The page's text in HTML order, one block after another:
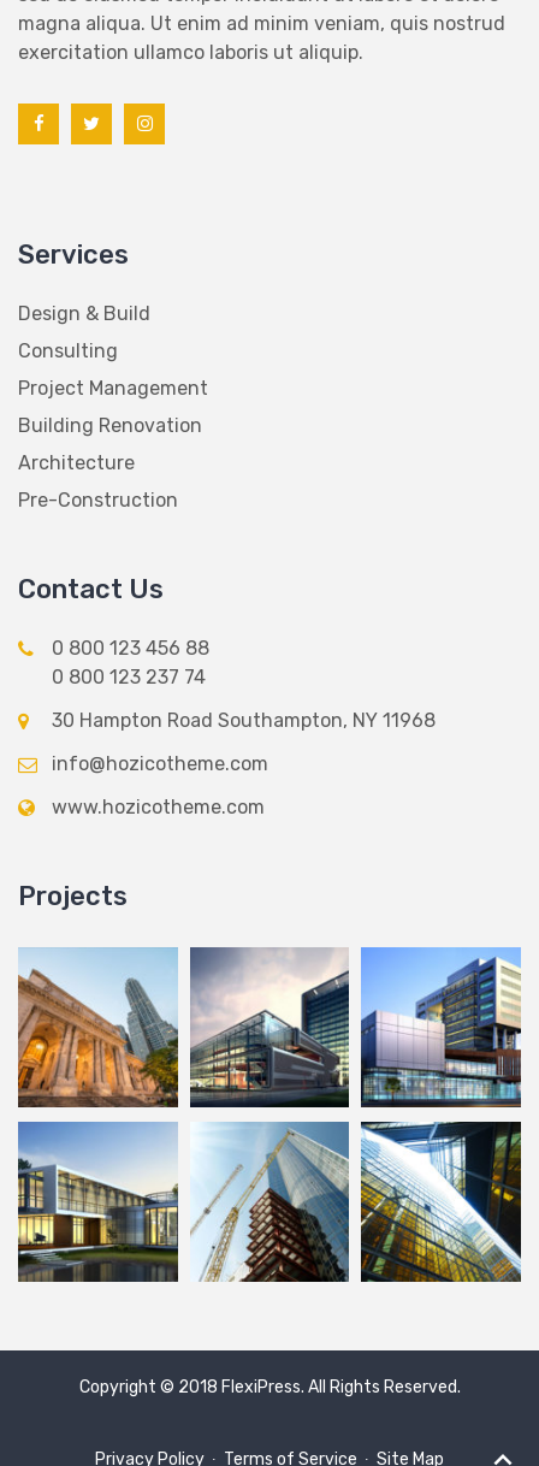
magna aliqua. Ut enim ad minim veniam, quis nostrud
exercitation ullamco laboris ut aliquip.
Services
Design & Build
Consulting
Project Management
Building Renovation
Architecture
Pre-Construction
Contact Us
0 800 123 456 88
0 800 123 237 74
30 Hampton Road Southampton, NY 11968
info@hozicotheme.com
www.hozicotheme.com
Projects
Copyright © 2018 FlexiPress . All Rights Reserved.
Privacy Policy Terms of Service Site Map